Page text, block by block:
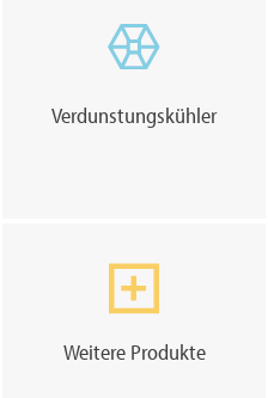
Verdunstungskühler
Weitere Produkte